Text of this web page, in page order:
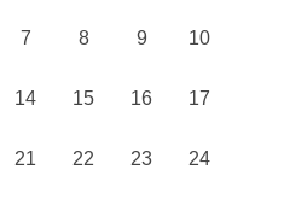
7 8 9 10
14 15 16 17
21 22 23 24